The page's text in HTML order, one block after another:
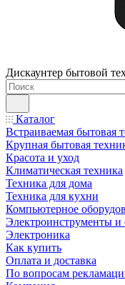
Дискаунтер бытовой
Каталог
Встраиваемая бытовая
Крупная бытовая
Красота и уход
Климатическая техника
Техника для дома
Техника для кухни
Компьютерное
Электроинструменты и
Электроника
Как купить
Оплата и доставка
По вопросам